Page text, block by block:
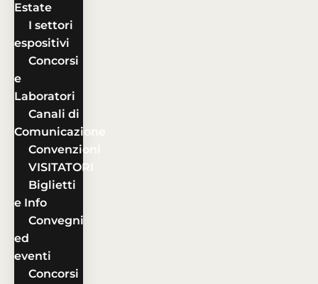
Estate
I settori
espositivi
Concorsi
e
Laboratori
Canali di
Comunicazione
Convenzioni
VISITATORI
Biglietti
e Info
Convegni
ed
eventi
Concorsi